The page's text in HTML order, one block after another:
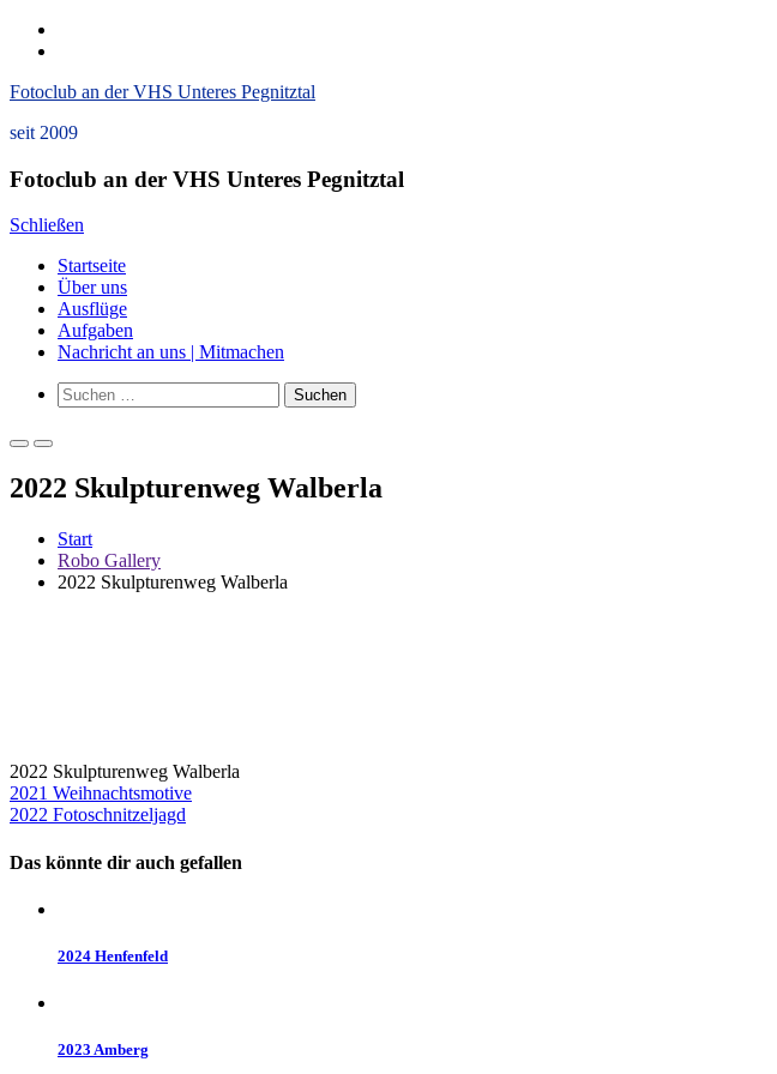
Zum
Inhalt
Impressum
Fotoclub an der VHS Unteres Pegnitztal
seit 2009
Fotoclub an der VHS Unteres Pegnitztal
Schließen
Startseite
Über uns
Ausflüge
Aufgaben
Nachricht an uns | Mitmachen
Such-
Formular
Suchen
nach:
Primäres
für
Primäres
für
2022 Skulpturenweg Walberla
Start
Robo Gallery
2022 Skulpturenweg Walberla
2022 Skulpturenweg Walberla
Beitragsnavigation
2021 Weihnachtsmotive
2022 Fotoschnitzeljagd
Das könnte dir auch gefallen
2024 Henfenfeld
2023 Amberg